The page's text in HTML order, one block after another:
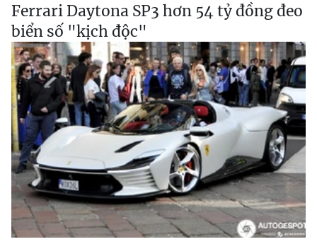
Ferrari Daytona SP3 hơn 54 tỷ đồng đeo
biển số "kịch độc"